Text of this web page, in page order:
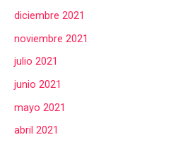
diciembre 2021
noviembre 2021
julio 2021
junio 2021
mayo 2021
abril 2021